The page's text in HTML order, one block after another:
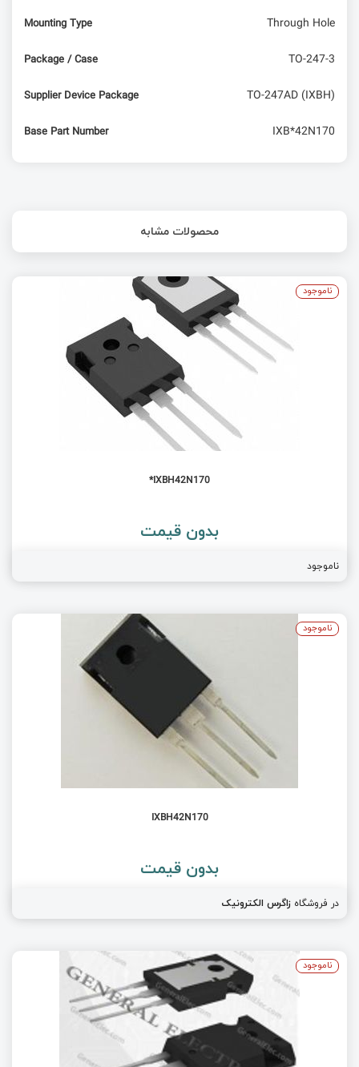
Mounting Type Through Hole
Package / Case TO-247-3
Supplier Device Package TO-247AD (IXBH)
Base Part Number IXB*42N170
محصولات مشابه
IXBH42N170*
بدون قیمت
ناموجود
ناموجود
IXBH42N170
بدون قیمت
در فروشگاه زاگرس الکترونیک
ناموجود
ناموجود